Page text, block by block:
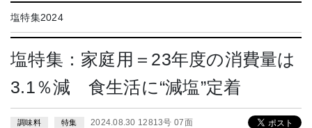
塩特集2024
塩特集：家庭用＝23年度の消費量は
3.1％減 食生活に“減塩”定着
調味料 特集 2024.08.30 12813号 07面